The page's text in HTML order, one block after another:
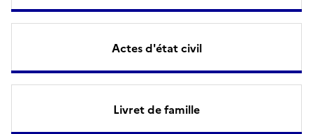
Actes d'état civil
Livret de famille